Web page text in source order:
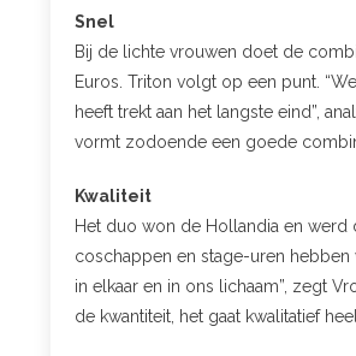
Snel
Bij de lichte vrouwen doet de
Euros. Triton volgt op een punt.
heeft trekt aan het langste eind”,
vormt zodoende een goede
Kwaliteit
Het duo won de Hollandia en werd
coschappen en stage-uren
in elkaar en in ons lichaam”, zegt
de kwantiteit, het gaat kwalitatief